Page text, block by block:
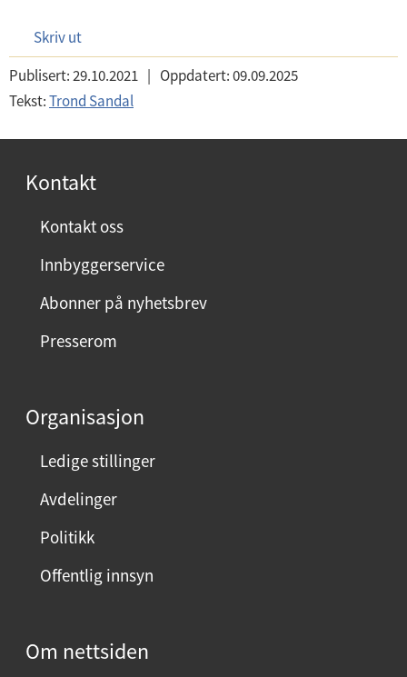
Skriv ut
Publisert:29.10.2021 | Oppdatert:09.09.2025
Tekst:Trond Sandal
Kontakt
Kontakt oss
Innbyggerservice
Abonner på nyhetsbrev
Presserom
Organisasjon
Ledige stillinger
Avdelinger
Politikk
Offentlig innsyn
Om nettsiden